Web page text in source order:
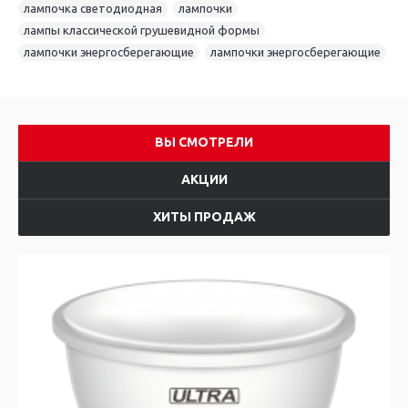
лампочка светодиодная лампочки
лампы классической грушевидной формы
лампочки энергосберегающие
лампочки энергосберегающие
ВЫ СМОТРЕЛИ
АКЦИИ
ХИТЫ ПРОДАЖ